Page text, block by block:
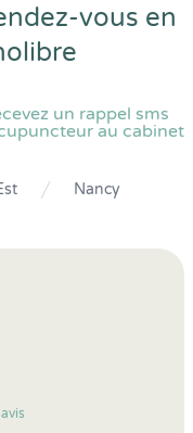
vous en
un rappel sms
au cabinet
Nancy